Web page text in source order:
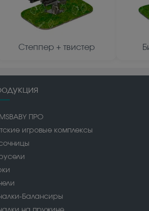
Степпер + твистер
ПРО
игровые комплексы
Балансиры